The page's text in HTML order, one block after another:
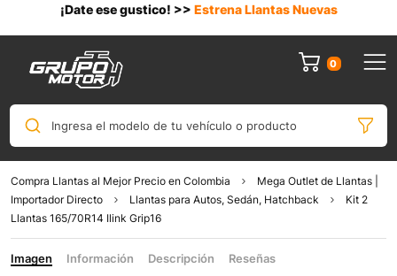
¡Date ese gustico! >> Estrena Llantas Nuevas
0
Ingresa el modelo de tu vehículo o producto
Compra Llantas al Mejor Precio en Colombia
Mega Outlet de Llantas |
Importador Directo
Llantas para Autos, Sedán, Hatchback
Kit 2
Llantas 165/70R14 Ilink Grip16
Imagen Información Descripción Reseñas